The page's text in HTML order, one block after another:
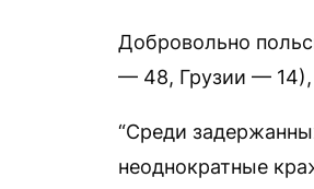
Добровольно
— 48, Грузии —
“Среди
неоднократные